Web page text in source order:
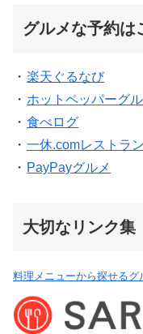
グルメな予約は
・ 楽天ぐるなび
・ ホットペッパーグ
・ 食べログ
・ 一休.comレストラン
・ PayPayグルメ
大切なリンク集
料理メニューから探せるグ